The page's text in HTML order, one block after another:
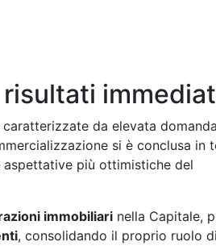
da elevata
si è conclusa in
più ottimistiche del
immobiliari nella Capitale,
, consolidando il proprio ruolo